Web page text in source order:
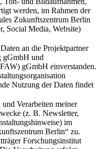
werden, im Rahmen der
Zukunftszentrum Berlin
Social Media, Website)
an die Projektpartner
gGmbH und
gGmbH einverstanden.
Nutzung der Daten findet
Verarbeiten meiner
(z. B. Newsletter,
im
Berlin“ zu.
Forschungsinstitut